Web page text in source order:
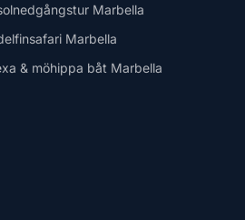
Marbella
Marbella
& möhippa båt Marbella